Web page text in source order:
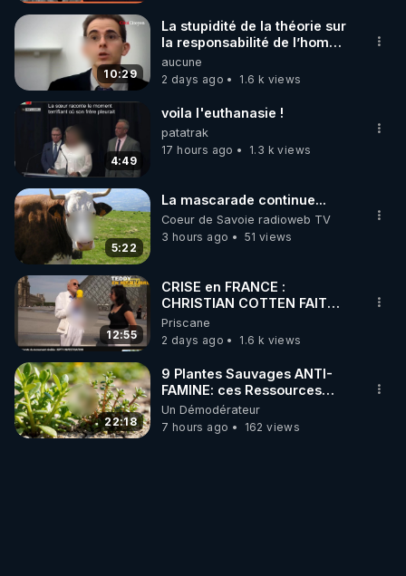
10:29
La stupidité de la théorie sur
la responsabilité de l’homme
concernant le dioxyde de
carbone.
aucune
2 days ago
1.6 k views
4:49
voila l'euthanasie !
patatrak
17 hours ago
1.3 k views
5:22
La mascarade continue...
Coeur de Savoie radioweb TV
3 hours ago
51 views
12:55
CRISE en FRANCE :
CHRISTIAN COTTEN FAIT
une étrange découverte
Priscane
2 days ago
1.6 k views
22:18
9 Plantes Sauvages ANTI-
FAMINE: ces Ressources
JARDIN&des Haies
Un Démodérateur
7 hours ago
162 views